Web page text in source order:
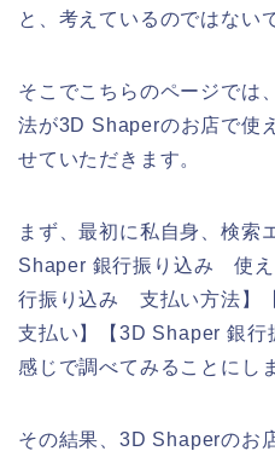
と、考えているのではない
そこでこちらのページでは
法が3D Shaperのお店で使
せていただきます。
まず、最初に私自身、検索
Shaper 銀行振り込み 使
行振り込み 支払い方法】
支払い】【3D Shaper 銀
感じで調べてみることにし
その結果、3D Shaperのお